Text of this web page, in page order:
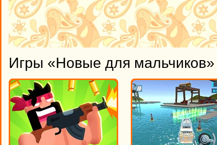
Игры «Новые для мальчиков»